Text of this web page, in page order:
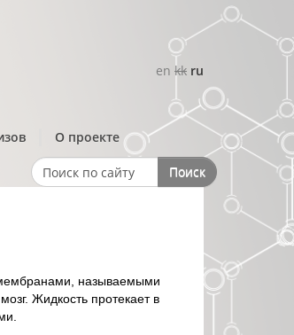
en kk ru
О проекте
Search formПоиск
называемыми
Жидкость протекает в